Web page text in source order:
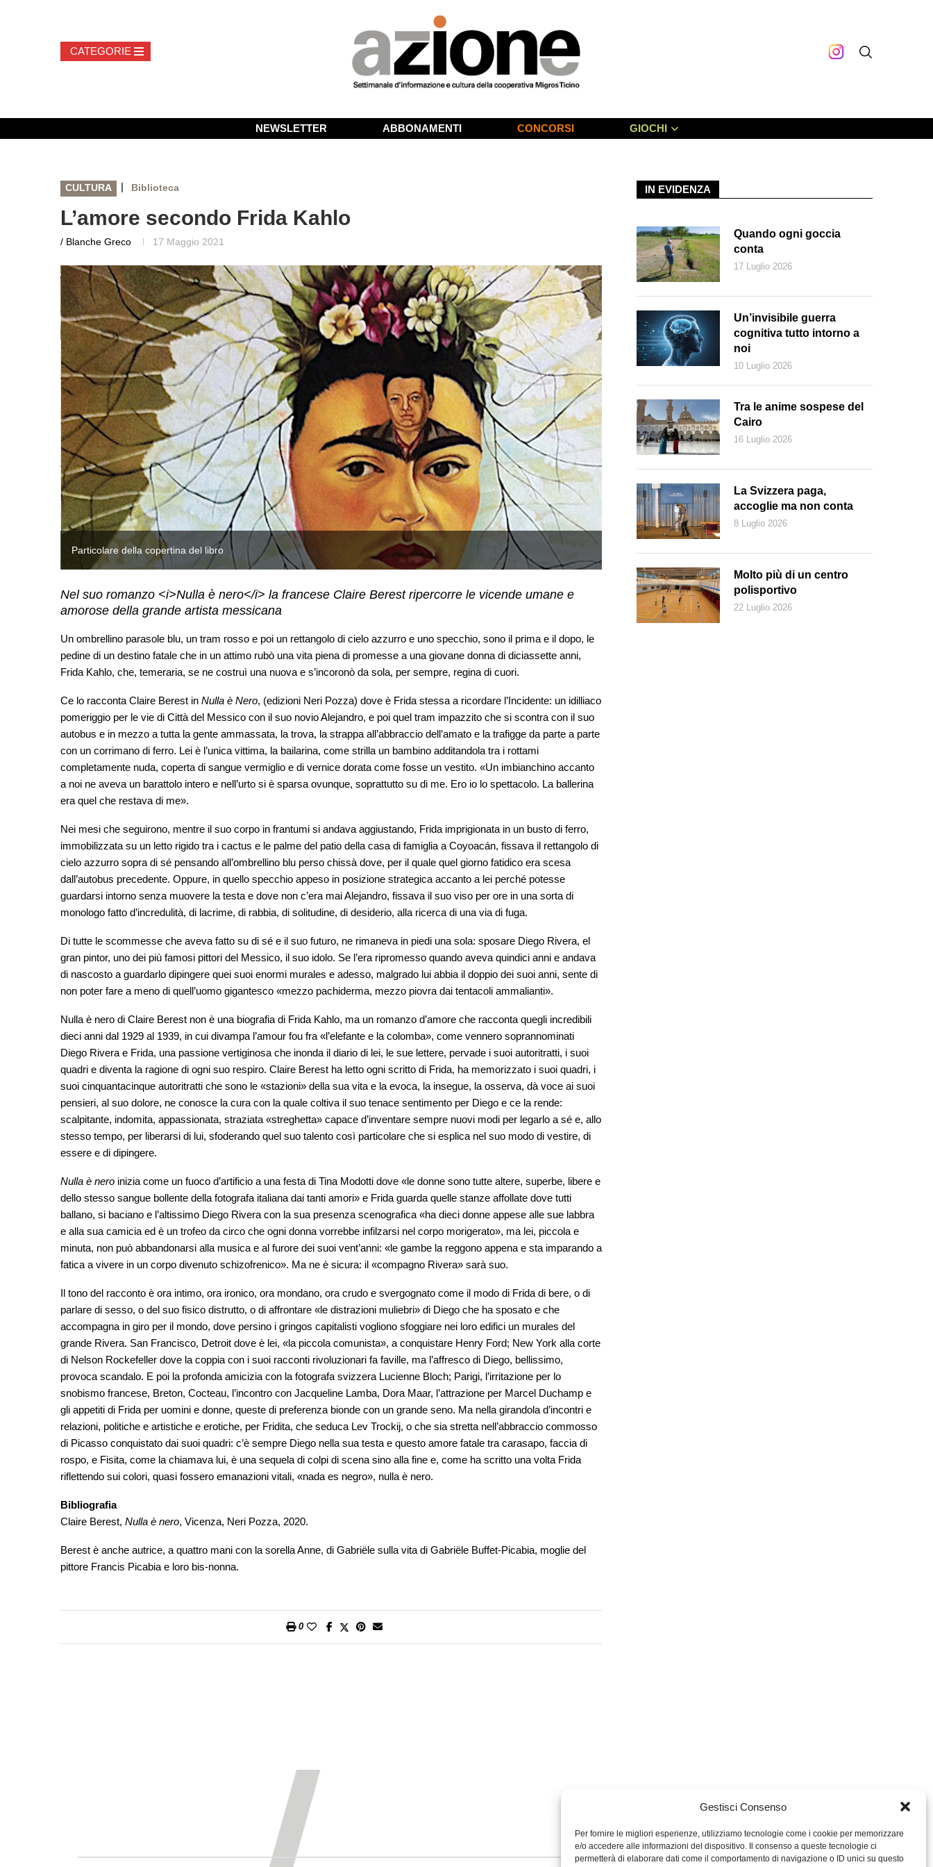
Gestisci Consenso
Per fornire le migliori esperienze, utilizziamo tecnologie come i cookie per memorizzare
e/o accedere alle informazioni del dispositivo. Il consenso a queste tecnologie ci
permetterà di elaborare dati come il comportamento di navigazione o ID unici su questo
NEWSLETTER ABBONAMENTI CONCORSI GIOCHI
CULTURA | Biblioteca
L’amore secondo Frida Kahlo
/ Blanche Greco 17 Maggio 2021
Particolare della copertina del libro Particolare della copertina del libro
Nel suo romanzo <i>Nulla è nero</i> la francese Claire Berest ripercorre le vicende umane e
amorose della grande artista messicana
Un ombrellino parasole blu, un tram rosso e poi un rettangolo di cielo azzurro e uno specchio, sono il prima e il dopo, le
pedine di un destino fatale che in un attimo rubò una vita piena di promesse a una giovane donna di diciassette anni,
Frida Kahlo, che, temeraria, se ne costruì una nuova e s’incoronò da sola, per sempre, regina di cuori.
Ce lo racconta Claire Berest in Nulla è Nero, (edizioni Neri Pozza) dove è Frida stessa a ricordare l’Incidente: un idilliaco
pomeriggio per le vie di Città del Messico con il suo novio Alejandro, e poi quel tram impazzito che si scontra con il suo
autobus e in mezzo a tutta la gente ammassata, la trova, la strappa all’abbraccio dell’amato e la trafigge da parte a parte
con un corrimano di ferro. Lei è l’unica vittima, la bailarina, come strilla un bambino additandola tra i rottami
completamente nuda, coperta di sangue vermiglio e di vernice dorata come fosse un vestito. «Un imbianchino accanto
a noi ne aveva un barattolo intero e nell’urto si è sparsa ovunque, soprattutto su di me. Ero io lo spettacolo. La ballerina
era quel che restava di me».
Nei mesi che seguirono, mentre il suo corpo in frantumi si andava aggiustando, Frida imprigionata in un busto di ferro,
immobilizzata su un letto rigido tra i cactus e le palme del patio della casa di famiglia a Coyoacán, fissava il rettangolo di
cielo azzurro sopra di sé pensando all’ombrellino blu perso chissà dove, per il quale quel giorno fatidico era scesa
dall’autobus precedente. Oppure, in quello specchio appeso in posizione strategica accanto a lei perché potesse
guardarsi intorno senza muovere la testa e dove non c’era mai Alejandro, fissava il suo viso per ore in una sorta di
monologo fatto d’incredulità, di lacrime, di rabbia, di solitudine, di desiderio, alla ricerca di una via di fuga.
Di tutte le scommesse che aveva fatto su di sé e il suo futuro, ne rimaneva in piedi una sola: sposare Diego Rivera, el
gran pintor, uno dei più famosi pittori del Messico, il suo idolo. Se l’era ripromesso quando aveva quindici anni e andava
di nascosto a guardarlo dipingere quei suoi enormi murales e adesso, malgrado lui abbia il doppio dei suoi anni, sente di
non poter fare a meno di quell’uomo gigantesco «mezzo pachiderma, mezzo piovra dai tentacoli ammalianti».
Nulla è nero di Claire Berest non è una biografia di Frida Kahlo, ma un romanzo d’amore che racconta quegli incredibili
dieci anni dal 1929 al 1939, in cui divampa l’amour fou fra «l’elefante e la colomba», come vennero soprannominati
Diego Rivera e Frida, una passione vertiginosa che inonda il diario di lei, le sue lettere, pervade i suoi autoritratti, i suoi
quadri e diventa la ragione di ogni suo respiro. Claire Berest ha letto ogni scritto di Frida, ha memorizzato i suoi quadri, i
suoi cinquantacinque autoritratti che sono le «stazioni» della sua vita e la evoca, la insegue, la osserva, dà voce ai suoi
pensieri, al suo dolore, ne conosce la cura con la quale coltiva il suo tenace sentimento per Diego e ce la rende:
scalpitante, indomita, appassionata, straziata «streghetta» capace d’inventare sempre nuovi modi per legarlo a sé e, allo
stesso tempo, per liberarsi di lui, sfoderando quel suo talento così particolare che si esplica nel suo modo di vestire, di
essere e di dipingere.
Nulla è nero inizia come un fuoco d’artificio a una festa di Tina Modotti dove «le donne sono tutte altere, superbe, libere e
dello stesso sangue bollente della fotografa italiana dai tanti amori» e Frida guarda quelle stanze affollate dove tutti
ballano, si baciano e l’altissimo Diego Rivera con la sua presenza scenografica «ha dieci donne appese alle sue labbra
e alla sua camicia ed è un trofeo da circo che ogni donna vorrebbe infilzarsi nel corpo morigerato», ma lei, piccola e
minuta, non può abbandonarsi alla musica e al furore dei suoi vent’anni: «le gambe la reggono appena e sta imparando a
fatica a vivere in un corpo divenuto schizofrenico». Ma ne è sicura: il «compagno Rivera» sarà suo.
Il tono del racconto è ora intimo, ora ironico, ora mondano, ora crudo e svergognato come il modo di Frida di bere, o di
parlare di sesso, o del suo fisico distrutto, o di affrontare «le distrazioni muliebri» di Diego che ha sposato e che
accompagna in giro per il mondo, dove persino i gringos capitalisti vogliono sfoggiare nei loro edifici un murales del
grande Rivera. San Francisco, Detroit dove è lei, «la piccola comunista», a conquistare Henry Ford; New York alla corte
di Nelson Rockefeller dove la coppia con i suoi racconti rivoluzionari fa faville, ma l’affresco di Diego, bellissimo,
provoca scandalo. E poi la profonda amicizia con la fotografa svizzera Lucienne Bloch; Parigi, l’irritazione per lo
snobismo francese, Breton, Cocteau, l’incontro con Jacqueline Lamba, Dora Maar, l’attrazione per Marcel Duchamp e
gli appetiti di Frida per uomini e donne, queste di preferenza bionde con un grande seno. Ma nella girandola d’incontri e
relazioni, politiche e artistiche e erotiche, per Fridita, che seduca Lev Trockij, o che sia stretta nell’abbraccio commosso
di Picasso conquistato dai suoi quadri: c’è sempre Diego nella sua testa e questo amore fatale tra carasapo, faccia di
rospo, e Fisita, come la chiamava lui, è una sequela di colpi di scena sino alla fine e, come ha scritto una volta Frida
riflettendo sui colori, quasi fossero emanazioni vitali, «nada es negro», nulla è nero.
Bibliografia
Claire Berest, Nulla è nero, Vicenza, Neri Pozza, 2020.
Berest è anche autrice, a quattro mani con la sorella Anne, di Gabriële sulla vita di Gabriële Buffet-Picabia, moglie del
pittore Francis Picabia e loro bis-nonna.
0
IN EVIDENZA
Quando ogni goccia
conta
17 Luglio 2026
Un’invisibile guerra
cognitiva tutto intorno a
noi
10 Luglio 2026
Tra le anime sospese del
Cairo
16 Luglio 2026
La Svizzera paga,
accoglie ma non conta
8 Luglio 2026
Molto più di un centro
polisportivo
22 Luglio 2026